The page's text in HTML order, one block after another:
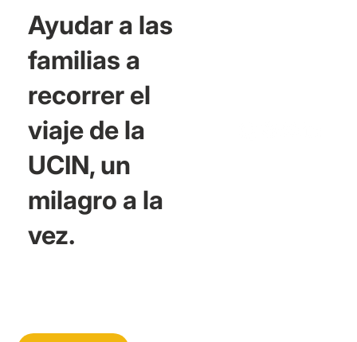
Ayudar a las
familias a
recorrer el
viaje de la
UCIN, un
milagro a la
vez.